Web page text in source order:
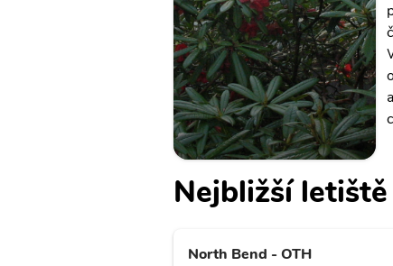
Nejbližší letiště
North Bend - OTH